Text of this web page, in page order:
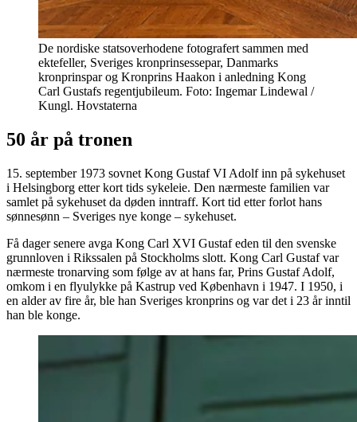
De nordiske statsoverhodene fotografert sammen med
ektefeller, Sveriges kronprinsessepar, Danmarks
kronprinspar og Kronprins Haakon i anledning Kong
Carl Gustafs regentjubileum. Foto: Ingemar Lindewal /
Kungl. Hovstaterna
50 år på tronen
15. september 1973 sovnet Kong Gustaf VI Adolf inn på sykehuset
i Helsingborg etter kort tids sykeleie. Den nærmeste familien var
samlet på sykehuset da døden inntraff. Kort tid etter forlot hans
sønnesønn – Sveriges nye konge – sykehuset.
Få dager senere avga Kong Carl XVI Gustaf eden til den svenske
grunnloven i Rikssalen på Stockholms slott. Kong Carl Gustaf var
nærmeste tronarving som følge av at hans far, Prins Gustaf Adolf,
omkom i en flyulykke på Kastrup ved København i 1947. I 1950, i
en alder av fire år, ble han Sveriges kronprins og var det i 23 år inntil
han ble konge.